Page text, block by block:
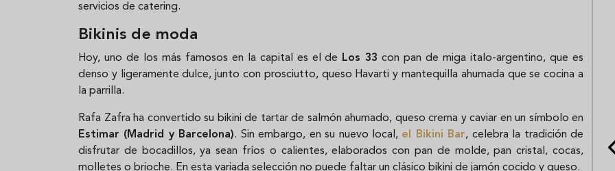
servicios de catering.
Bikinis de moda
Hoy, uno de los más famosos en la capital es el de Los 33 con pan de miga italo-argentino, que es
denso y ligeramente dulce, junto con prosciutto, queso Havarti y mantequilla ahumada que se cocina a
la parrilla.
Rafa Zafra ha convertido su bikini de tartar de salmón ahumado, queso crema y caviar en un símbolo en
Estimar (Madrid y Barcelona). Sin embargo, en su nuevo local, el Bikini Bar, celebra la tradición de
disfrutar de bocadillos, ya sean fríos o calientes, elaborados con pan de molde, pan cristal, cocas,
molletes o brioche. En esta variada selección no puede faltar un clásico bikini de jamón cocido y queso.